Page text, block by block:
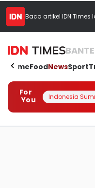
Baca artikel IDN Times
HomeFoodNewsSport
For
You
Indonesia